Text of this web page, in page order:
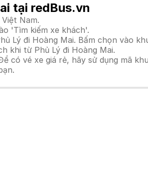
tại redBus.vn
Nam.
'Tìm kiếm xe khách'.
Lý đi Hoàng Mai. Bấm chọn vào
khi từ Phủ Lý đi Hoàng Mai.
vé xe giá rẻ, hãy sử dụng mã